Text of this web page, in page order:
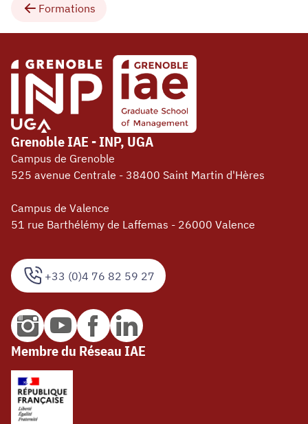
Formations
+33 (0)4 76 82 59 27
Grenoble IAE - INP, UGA
Campus de Grenoble
525 avenue Centrale - 38400 Saint Martin d'Hères
Campus de Valence
51 rue Barthélémy de Laffemas - 26000 Valence
Membre du Réseau IAE